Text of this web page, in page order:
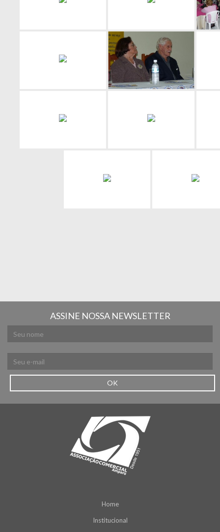
ASSINE NOSSA NEWSLETTER
OK
Home
Institucional